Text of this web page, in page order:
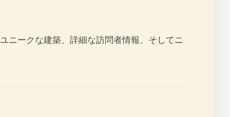
ニークな建築、詳細な訪問者情報、そしてニ